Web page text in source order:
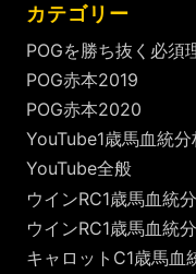
カテゴリー
POGを勝ち抜く必須
POG赤本2019
POG赤本2020
YouTube1歳馬血統
YouTube全般
ウインRC1歳馬血統
ウインRC1歳馬血統
キャロットC1歳馬血